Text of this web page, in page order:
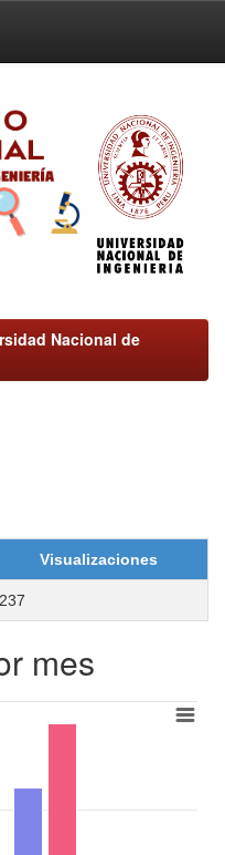
Nacional de
Visualizaciones
237
mes